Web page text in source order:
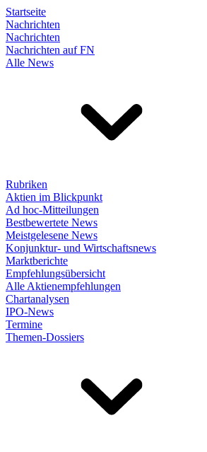
Startseite
Nachrichten
Nachrichten
Nachrichten auf FN
Alle News
Rubriken
Aktien im Blickpunkt
Ad hoc-Mitteilungen
Bestbewertete News
Meistgelesene News
Konjunktur- und Wirtschaftsnews
Marktberichte
Empfehlungsübersicht
Alle Aktienempfehlungen
Chartanalysen
IPO-News
Termine
Themen-Dossiers